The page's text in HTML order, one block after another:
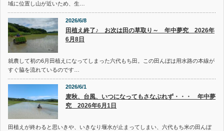
域に位置し山が近いため、生…
2026/6/8
田植え終了♪ お次は田の草取り～ 年中夢究 2026年
6月8日
就農して初の6月田植えになってしまった六代もち田。この田んぼは用水路の本線が
すぐ脇を流れているのです…
2026/6/1
麦秋、台風、いつになってもさなぶれず・・・ 年中夢
究 2026年6月1日
田植えが終わると思いきや、いきなり堰水が止まってしまい、六代もち米の田んぼ